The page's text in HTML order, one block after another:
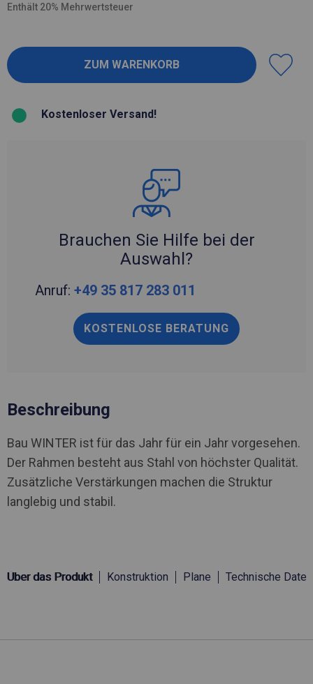
Enthält 20% Mehrwertsteuer
Kostenloser Versand!
Brauchen Sie Hilfe bei der
Auswahl?
Anruf: +49 35 817 283 011
KOSTENLOSE BERATUNG
Beschreibung
Bau WINTER ist für das Jahr für ein Jahr vorgesehen.
Der Rahmen besteht aus Stahl von höchster Qualität.
Zusätzliche Verstärkungen machen die Struktur
langlebig und stabil.
Über das Produkt Konstruktion Plane Technische Daten